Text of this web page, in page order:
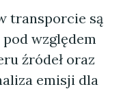
transporcie są
względem
źródeł oraz
emisji dla